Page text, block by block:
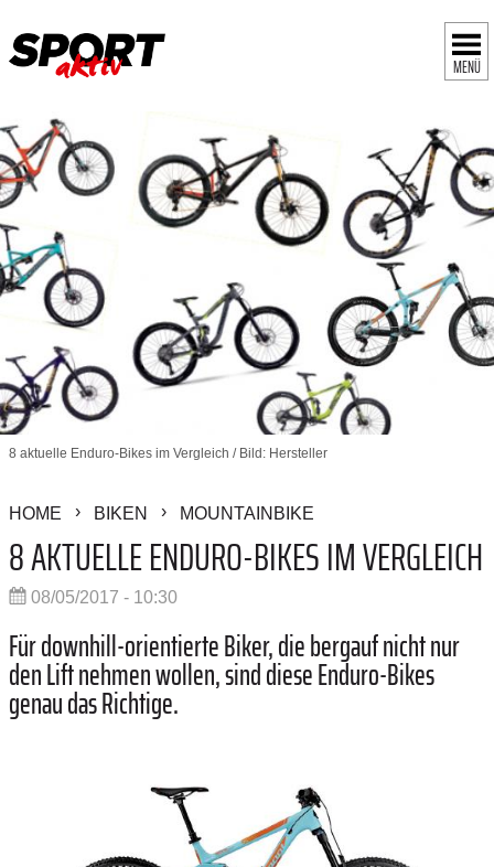
MENÜ
8 aktuelle Enduro-Bikes im Vergleich / Bild: Hersteller
HOME BIKEN MOUNTAINBIKE
8 AKTUELLE ENDURO-BIKES IM VERGLEICH
08/05/2017 - 10:30
Für downhill-orientierte Biker, die bergauf nicht nur
den Lift nehmen wollen, sind diese Enduro-Bikes
genau das Richtige.